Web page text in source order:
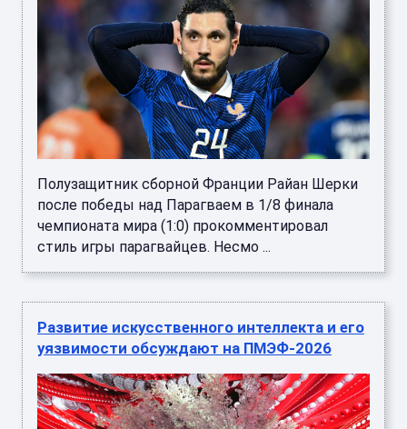
Полузащитник сборной Франции Райан Шерки
после победы над Парагваем в 1/8 финала
чемпионата мира (1:0) прокомментировал
стиль игры парагвайцев. Несмо ...
Развитие искусственного интеллекта и его
уязвимости обсуждают на ПМЭФ-2026